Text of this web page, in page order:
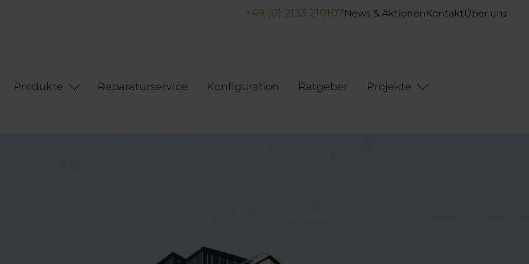
+49 (0) 2133 210107News & Aktionen KontaktÜber uns
Produkte
Reparaturservice Konfiguration Ratgeber Projekte